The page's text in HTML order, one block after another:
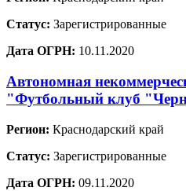
Статус: Зарегистрированные
Дата ОГРН: 10.11.2020
Автономная
"Футбольный клуб
Регион: Краснодарский край
Статус: Зарегистрированные
Дата ОГРН: 09.11.2020